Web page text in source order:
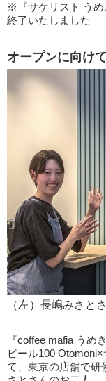
※『サケリスト うめ
終了いたしました
オープンに向け
（左）長嶋みさと
『coffee mafia うめ
ビール100
て、東京の店舗で研